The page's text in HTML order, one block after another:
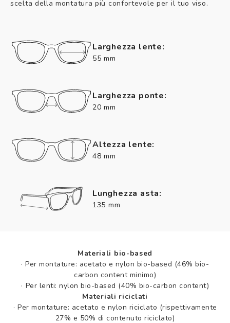
scelta della montatura più confortevole per il tuo viso.
Larghezza lente:
55 mm
Larghezza ponte:
20 mm
Altezza lente:
48 mm
Lunghezza asta:
135 mm
Materiali bio-based
· Per montature: acetato e nylon bio-based (46% bio-
carbon content minimo)
· Per lenti: nylon bio-based (40% bio-carbon content)
Materiali riciclati
· Per montature: acetato e nylon riciclato (rispettivamente
27% e 50% di contenuto riciclato)